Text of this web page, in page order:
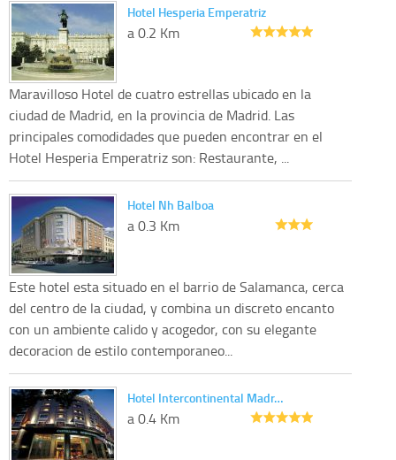
Hotel Hesperia Emperatriz
a 0.2 Km
Maravilloso Hotel de cuatro estrellas ubicado en la
ciudad de Madrid, en la provincia de Madrid. Las
principales comodidades que pueden encontrar en el
Hotel Hesperia Emperatriz son: Restaurante, ...
Hotel Nh Balboa
a 0.3 Km
Este hotel esta situado en el barrio de Salamanca, cerca
del centro de la ciudad, y combina un discreto encanto
con un ambiente calido y acogedor, con su elegante
decoracion de estilo contemporaneo...
Hotel Intercontinental Madr…
a 0.4 Km